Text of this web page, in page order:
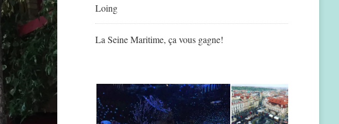
Loing
La Seine Maritime, ça vous gagne!